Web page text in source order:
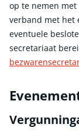
op te nemen
verband met het
eventuele
secretariaat